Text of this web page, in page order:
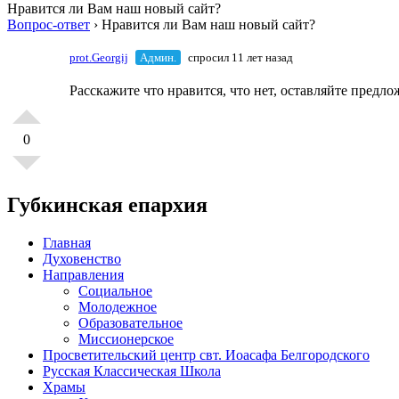
Нравится ли Вам наш новый сайт?
Вопрос-ответ › Нравится ли Вам наш новый сайт?
0
prot.Georgij Админ. спросил 11 лет назад
Расскажите что нравится, что нет, оставляйте
Губкинская епархия
Главная
Духовенство
Направления
Социальное
Молодежное
Образовательное
Миссионерское
Просветительский центр свт. Иоасафа Белгородского
Русская Классическая Школа
Храмы